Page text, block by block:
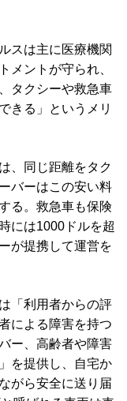
スは主に医療機関
メントが守られ、
タクシーや救急車
きる 」というメリ
、同じ距離をタク
バーはこの安い料
る。救急車も保険
には1000ドルを超
が提携して運営を
「利用者からの評
による障害を持つ
ー、高齢者や障害
を提供し、自宅か
がら安全に送り届